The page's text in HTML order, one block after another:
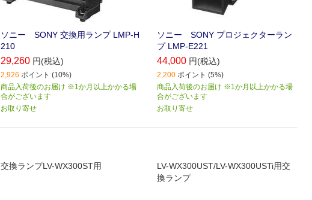
ソニー SONY 交換用ランプ LMP‐H
210
29,260 円(税込)
2,926 ポイント (10%)
商品入荷後のお届け ※1か月以上かかる場
合がございます
お取り寄せ
ソニー SONY プロジェクターラン
プ LMP-E221
44,000 円(税込)
2,200 ポイント (5%)
商品入荷後のお届け ※1か月以上かかる場
合がございます
お取り寄せ
交換ランプLV-WX300ST用
LV-WX300UST/LV-WX300USTi用交
換ランプ